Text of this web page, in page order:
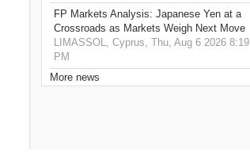
FP Markets Analysis: Japanese Yen at a
Crossroads as Markets Weigh Next Move
LIMASSOL, Cyprus, Thu, Aug 6 2026 8:19
PM
More news